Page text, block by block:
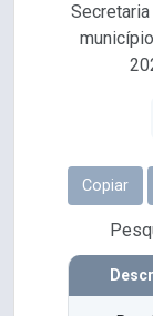
Copiar